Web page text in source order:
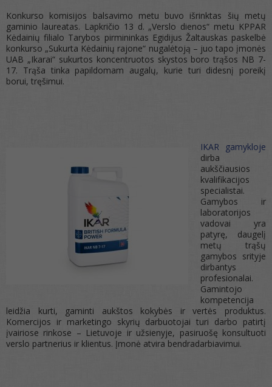
Konkurso komisijos balsavimo metu buvo išrinktas šių metų
gaminio laureatas. Lapkričio 13 d. „Verslo dienos“ metu KPPAR
Kėdainių filialo Tarybos pirmininkas Egidijus Žaltauskas paskelbė
konkurso „Sukurta Kėdainių rajone“ nugalėtoją – juo tapo įmonės
UAB „Ikarai“ sukurtos koncentruotos skystos boro trąšos NB 7-
17. Trąša tinka papildomam augalų, kurie turi didesnį poreikį
borui, tręšimui.
IKAR gamykloje
dirba
aukščiausios
kvalifikacijos
specialistai.
Gamybos ir
laboratorijos
vadovai yra
patyrę, daugelį
metų trąšų
gamybos srityje
dirbantys
profesionalai.
Gamintojo
kompetencija
leidžia kurti, gaminti aukštos kokybės ir vertės produktus.
Komercijos ir marketingo skyrių darbuotojai turi darbo patirtį
įvairiose rinkose – Lietuvoje ir užsienyje, pasiruošę konsultuoti
verslo partnerius ir klientus. Įmonė atvira bendradarbiavimui.